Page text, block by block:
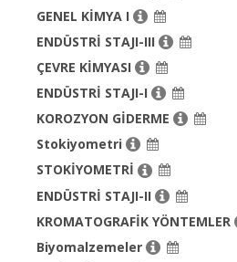
GENEL KİMYA I
ENDÜSTRİ STAJI-III
ÇEVRE KİMYASI
ENDÜSTRİ STAJI-I
KOROZYON GİDERME
Stokiyometri
STOKİYOMETRİ
ENDÜSTRİ STAJI-II
KROMATOGRAFİK YÖNTEMLER
Biyomalzemeler